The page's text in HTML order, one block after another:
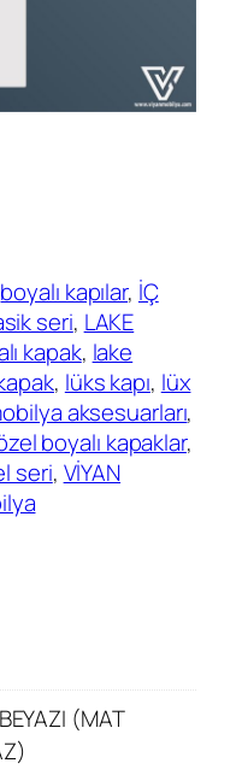
boyalı kapılar, İÇ
seri, LAKE
kapak, lake
, lüks kapı, lüx
aksesuarları
boyalı kapaklar
seri, VİYAN
(MAT